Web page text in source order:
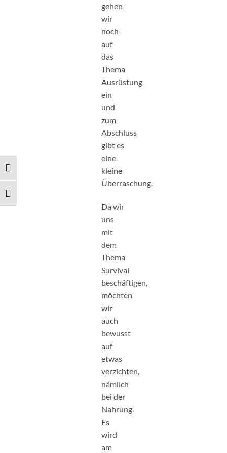
UMSCHALTEN AUF HOHE KONTRASTE
SCHRIFT VERGRÖSSERN
gehen
wir
noch
auf
das
Thema
Ausrüstung
ein
und
zum
Abschluss
gibt es
eine
kleine
Überraschung.
Da wir
uns
mit
dem
Thema
Survival
beschäftigen,
möchten
wir
auch
bewusst
auf
etwas
verzichten,
nämlich
bei der
Nahrung.
Es
wird
am